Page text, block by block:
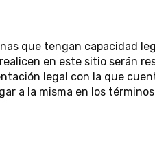
que tengan capacidad
en este sitio serán
legal con la que
a la misma en los